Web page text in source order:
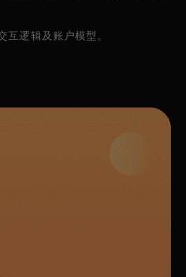
逻辑及账户模型。